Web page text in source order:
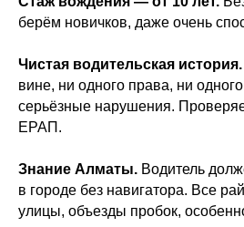
берём новичков, даже очень
Чистая водительская история.
вине, ни одного права, ни
серьёзные нарушения.
ЕРАП.
Знание Алматы. Водитель
в городе без навигатора. Все
улицы, объезды пробок,